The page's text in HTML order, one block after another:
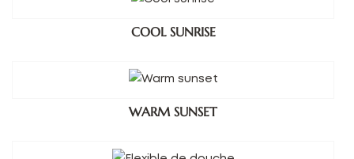
COOL SUNRISE
WARM SUNSET